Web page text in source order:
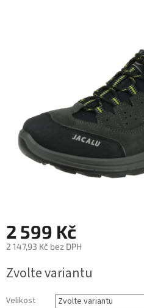
2 599 Kč
2 147,93 Kč bez DPH
cena:
Zvolte variantu
Velikost